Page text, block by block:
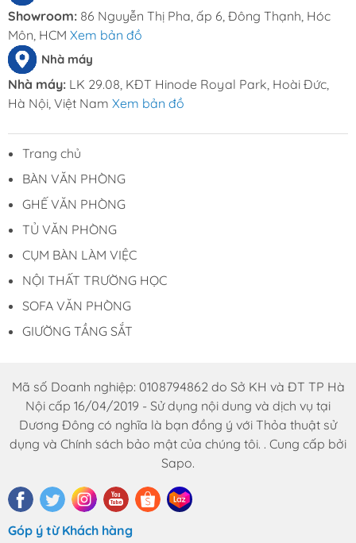
Showroom: 86 Nguyễn Thị Pha, ấp 6, Đông Thạnh, Hóc
Môn, HCM Xem bản đồ
Nhà máy
Nhà máy: LK 29.08, KĐT Hinode Royal Park, Hoài Đức,
Hà Nội, Việt Nam Xem bản đồ
Trang chủ
BÀN VĂN PHÒNG
GHẾ VĂN PHÒNG
TỦ VĂN PHÒNG
CỤM BÀN LÀM VIỆC
NỘI THẤT TRƯỜNG HỌC
SOFA VĂN PHÒNG
GIƯỜNG TẦNG SẮT
Mã số Doanh nghiệp: 0108794862 do Sở KH và ĐT TP Hà
Nội cấp 16/04/2019 - Sử dụng nội dung và dịch vụ tại
Dương Đông có nghĩa là bạn đồng ý với Thỏa thuật sử
dụng và Chính sách bảo mật của chúng tôi. . Cung cấp bởi
Sapo.
Góp ý từ Khách hàng